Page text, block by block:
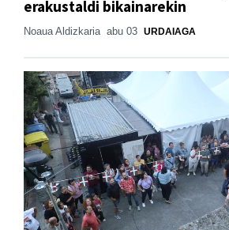
erakustaldi bikainarekin
Noaua Aldizkaria abu 03 URDAIAGA